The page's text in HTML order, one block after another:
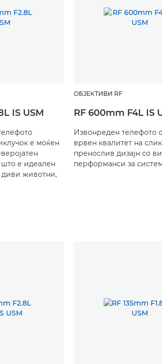
IS USM
е моќен
што е идеален
диви животни,
ОБЈЕКТИВИ RF
RF 600mm F4L IS
Извонреден телефото
врвен квалитет на
пренослив дизајн со
перформанси за